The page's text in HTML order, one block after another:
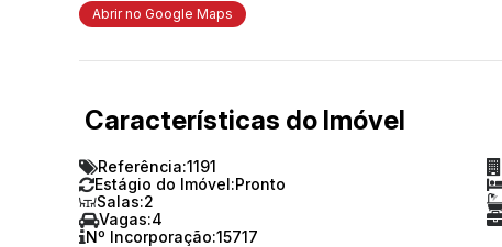
Abrir no Google Maps
Características do Imóvel
Referência:1191
Estágio do Imóvel:Pronto
Salas:2
Vagas:4
Nº Incorporação:15717